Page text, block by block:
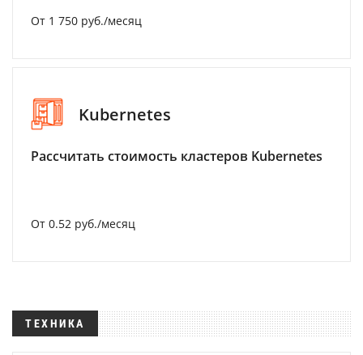
От 1 750 руб./месяц
Kubernetes
Рассчитать стоимость кластеров Kubernetes
От 0.52 руб./месяц
ТЕХНИКА